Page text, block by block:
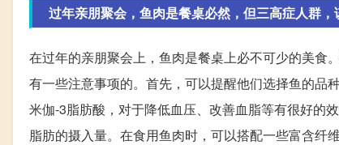
过年亲朋聚会，鱼肉是餐桌必然，但三高症人群
在过年的亲朋聚会上，鱼肉是餐桌上必不可少的美食
有一些注意事项的。首先，可以提醒他们选择鱼的品
米伽-3脂肪酸，对于降低血压、改善血脂等有很好的
脂肪的摄入量。在食用鱼肉时，可以搭配一些富含纤